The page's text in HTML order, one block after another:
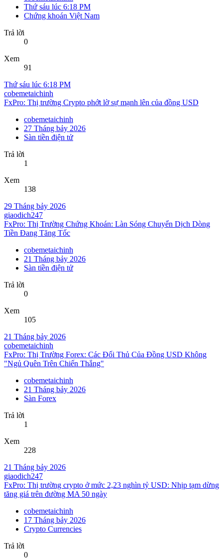
Thứ sáu lúc 6:18 PM
Chứng khoán Việt Nam
Trả lời
0
Xem
91
Thứ sáu lúc 6:18 PM
cobemetaichinh
FxPro: Thị trường Crypto phớt lờ sự mạnh lên của đồng USD
cobemetaichinh
27 Tháng bảy 2026
Sàn tiền điện tử
Trả lời
1
Xem
138
29 Tháng bảy 2026
giaodich247
FxPro: Thị Trường Chứng Khoán: Làn Sóng Chuyển Dịch Dòng
Tiền Đang Tăng Tốc
cobemetaichinh
21 Tháng bảy 2026
Sàn tiền điện tử
Trả lời
0
Xem
105
21 Tháng bảy 2026
cobemetaichinh
FxPro: Thị Trường Forex: Các Đối Thủ Của Đồng USD Không
"Ngủ Quên Trên Chiến Thắng"
cobemetaichinh
21 Tháng bảy 2026
Sàn Forex
Trả lời
1
Xem
228
21 Tháng bảy 2026
giaodich247
FxPro: Thị trường crypto ở mức 2,23 nghìn tỷ USD: Nhịp tạm dừng
tăng giá trên đường MA 50 ngày
cobemetaichinh
17 Tháng bảy 2026
Crypto Currencies
Trả lời
0